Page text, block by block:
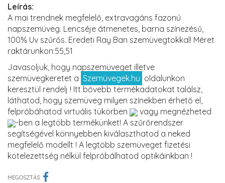
Leírás:
A mai trendnek megfelelő, extravagáns fazonú
napszemüveg. Lencséje átmenetes, barna színezésű,
100% Uv szűrős. Eredeti Ray Ban szemüvegtokkal! Méret
raktárunkon:55,51
Javasoljuk, hogy napszemüveget illetve
szemüvegkeretet a Szemüvegek.hu oldalunkon
keresztül rendelj ! Itt bővebb termékadatokat találsz,
láthatod, hogy szemüveg milyen színekben érhető el,
felpróbáhatod virtuális tükörben
vagy megnézheted
-ben a legtöbb termékünket! A szűrőrendszer
segítségével könnyebben kiválaszthatod a neked
megfelelő modellt ! A legtöbb szemüveget fizetési
kötelezettség nélkül felpróbálhatod optikáinkban !
MEGOSZTÁS: